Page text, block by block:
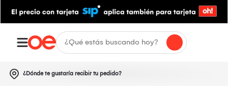
¿Dónde te gustaría recibir tu pedido?